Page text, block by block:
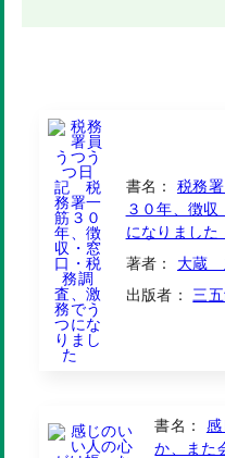
書名： 税務
３０年、徴
になりまし
著者： 大蔵
出版者： 三
書名：
か、また